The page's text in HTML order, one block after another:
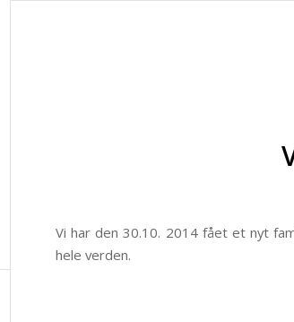
Vi har den 30.10. 2014 fået et nyt
hele verden.